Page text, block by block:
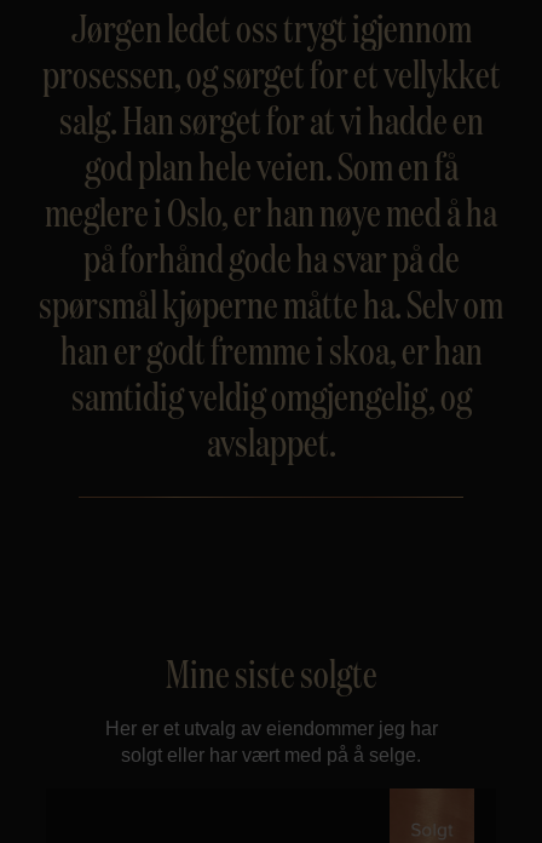
Jørgen ledet oss trygt igjennom
prosessen, og sørget for et vellykket
salg. Han sørget for at vi hadde en
god plan hele veien. Som en få
meglere i Oslo, er han nøye med å ha
på forhånd gode ha svar på de
spørsmål kjøperne måtte ha. Selv om
han er godt fremme i skoa, er han
samtidig veldig omgjengelig, og
avslappet.
Mine siste solgte
Her er et utvalg av eiendommer jeg har
solgt eller har vært med på å selge.